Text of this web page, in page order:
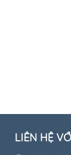
LIÊN HỆ